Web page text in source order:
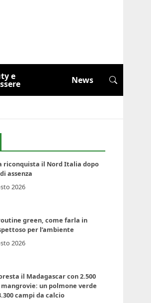
e News
riconquista il Nord Italia dopo
assenza
2026
green, come farla in
per l’ambiente
2026
il Madagascar con 2.500
un polmone verde
campi da calcio